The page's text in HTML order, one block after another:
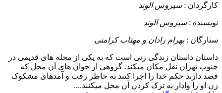
کارگردان :سیروس الوند
نویسنده :سیروس الوند
ستارگان :بهرام رادان و مهتاب کرامتی
داستان داستان زندگی زنی است که به یکی از محله های قدیمی در
جنوب تهران نقل مکان میکند. گروهی از جوان های آن محل که
قصد دارند حکم خدا را اجرا کنند به خاطر رفت و آمدهای مشکوک
زن او را وادار به ترک کردن آن محل میکنند....